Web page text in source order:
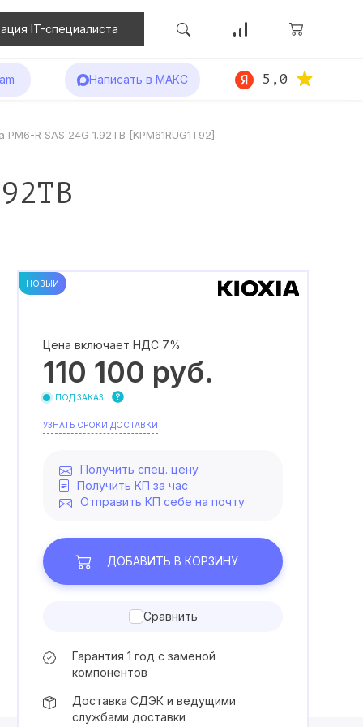
IT-специалиста
Написать в МАКС 5,0
PM6-R SAS 24G 1.92TB [KPM61RUG1T92]
НОВЫЙ
Цена включает НДС 7%
110 100 руб.
ПОД ЗАКАЗ
УЗНАТЬ СРОКИ ДОСТАВКИ
Получить спец. цену
Получить КП за час
Отправить КП себе на почту
ДОБАВИТЬ В КОРЗИНУ
Сравнить
Гарантия 1 год с заменой
компонентов
Доставка СДЭК и ведущими
службами доставки